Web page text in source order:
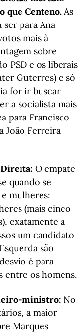
que Centeno. As
ser para Ana
mais à
sobre
PSD e os liberais
Guterres) e só
for ir buscar
a socialista mais
para Francisco
João Ferreira
O empate
quando se
mulheres:
(mais cinco
exatamente a
um candidato
são
é para
entre os homens.
ministro: No
a maior
Marques